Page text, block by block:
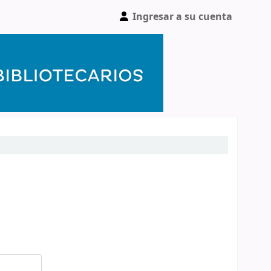
Ingresar a su cuenta